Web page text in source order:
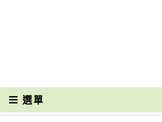
選單